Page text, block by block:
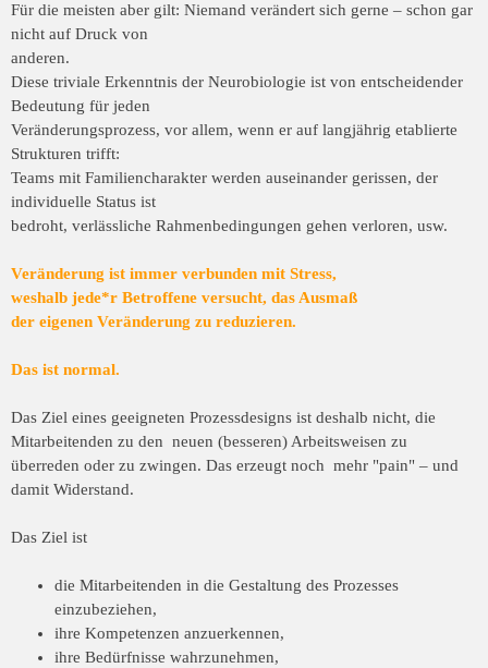
Für die meisten aber gilt: Niemand verändert sich gerne – schon gar
nicht auf Druck von
anderen.
Diese triviale Erkenntnis der Neurobiologie ist von entscheidender
Bedeutung für jeden
Veränderungsprozess, vor allem, wenn er auf langjährig etablierte
Strukturen trifft:
Teams mit Familiencharakter werden auseinander gerissen, der
individuelle Status ist
bedroht, verlässliche Rahmenbedingungen gehen verloren, usw.
Veränderung ist immer verbunden mit Stress,
weshalb jede*r Betroffene versucht, das Ausmaß
der eigenen Veränderung zu reduzieren.
Das ist normal.
Das Ziel eines geeigneten Prozessdesigns ist deshalb nicht, die
Mitarbeitenden zu den neuen (besseren) Arbeitsweisen zu
überreden oder zu zwingen. Das erzeugt noch mehr "pain" – und
damit Widerstand.
Das Ziel ist
die Mitarbeitenden in die Gestaltung des Prozesses
einzubeziehen,
ihre Kompetenzen anzuerkennen,
ihre Bedürfnisse wahrzunehmen,